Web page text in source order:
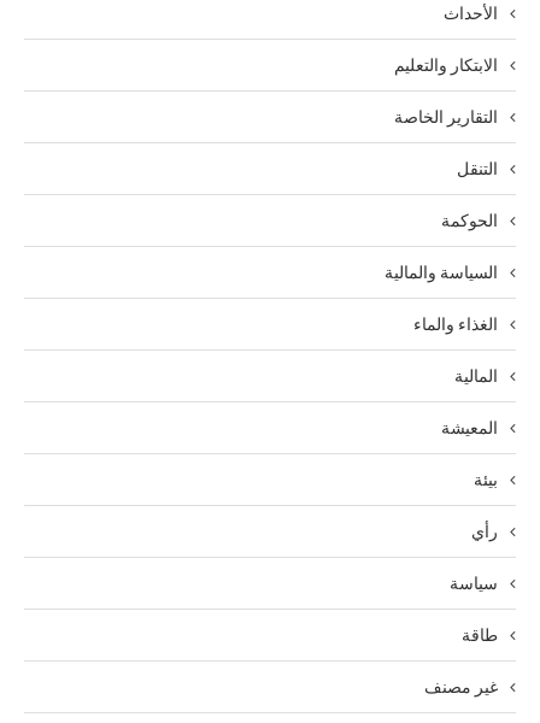
الأحداث
الابتكار والتعليم
التقارير الخاصة
التنقل
الحوكمة
السياسة والمالية
الغذاء والماء
المالية
المعيشة
بيئة
رأي
سياسة
طاقة
غير مصنف